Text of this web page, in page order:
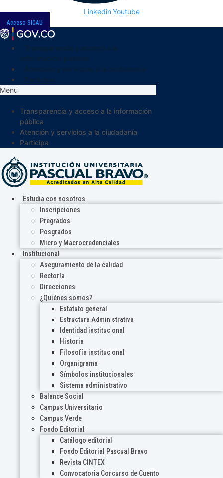
Linkedin Youtube
Acceso SICAU
Menu
Transparencia y acceso a la información
pública
Atención y servicios a la ciudadanía
Participa
Estudia con nosotros
Inscripciones
Pregrados
Posgrados
Micro y Macrocredenciales
Institucional
Aseguramiento de la calidad
Rectoría
Direcciones
¿Quiénes somos?
Estatuto general
Estructura Administrativa
Identidad institucional
Historia
Filosofía institucional
Organigrama
Símbolos institucionales
Sistema administrativo
Balance Social
Campus Universitario
Campus Verde
Fondo Editorial
Catálogo editorial
Fondo Editorial Pascual Bravo
Revista CINTEX
Convocatoria Concurso de Cuento